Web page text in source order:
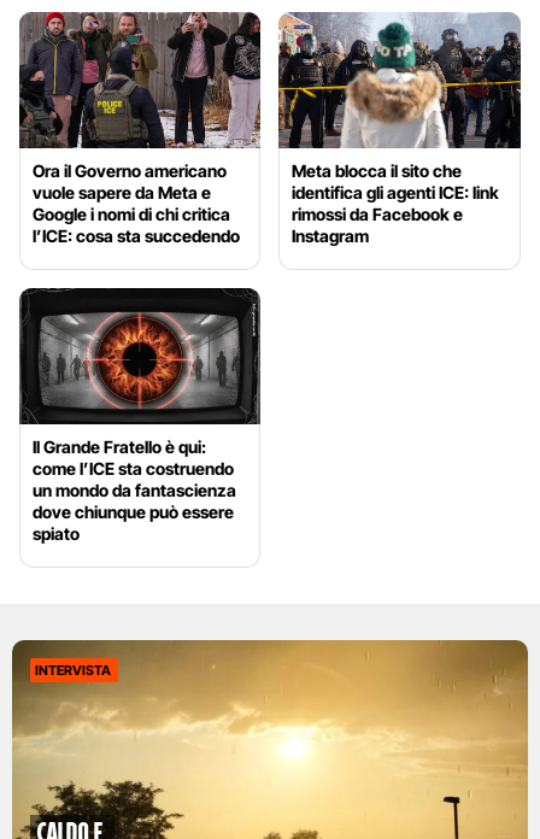
Ora il Governo americano
vuole sapere da Meta e
Google i nomi di chi critica
l’ICE: cosa sta succedendo
Meta blocca il sito che
identifica gli agenti ICE: link
rimossi da Facebook e
Instagram
Il Grande Fratello è qui:
come l’ICE sta costruendo
un mondo da fantascienza
dove chiunque può essere
spiato
INTERVISTA